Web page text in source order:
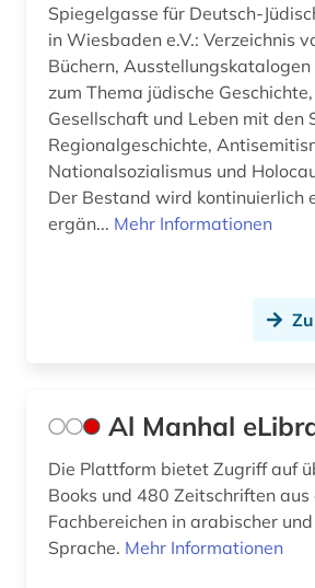
evangelische religion (1)
Spiegelgasse für Deutsch-Jüdische Geschichte
in Wiesbaden e.V.: Verzeichnis
Büchern,
zum Thema jüdische
Gesellschaft und Leben mit den
Regionalgeschichte,
Nationalsozialismus und
Der Bestand wird kontinuierlich
ergän... Mehr Informationen
Al Manhal
Die Plattform bietet Zugriff auf
Books und 480 Zeitschriften aus
Fachbereichen in arabischer
Sprache. Mehr Informationen